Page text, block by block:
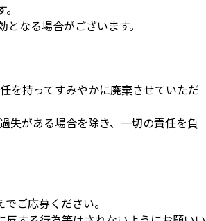
なる場合がございます。
を持ってすみやかに廃棄させていただ
失がある場合を除き、一切の責任を負
ご応募ください。